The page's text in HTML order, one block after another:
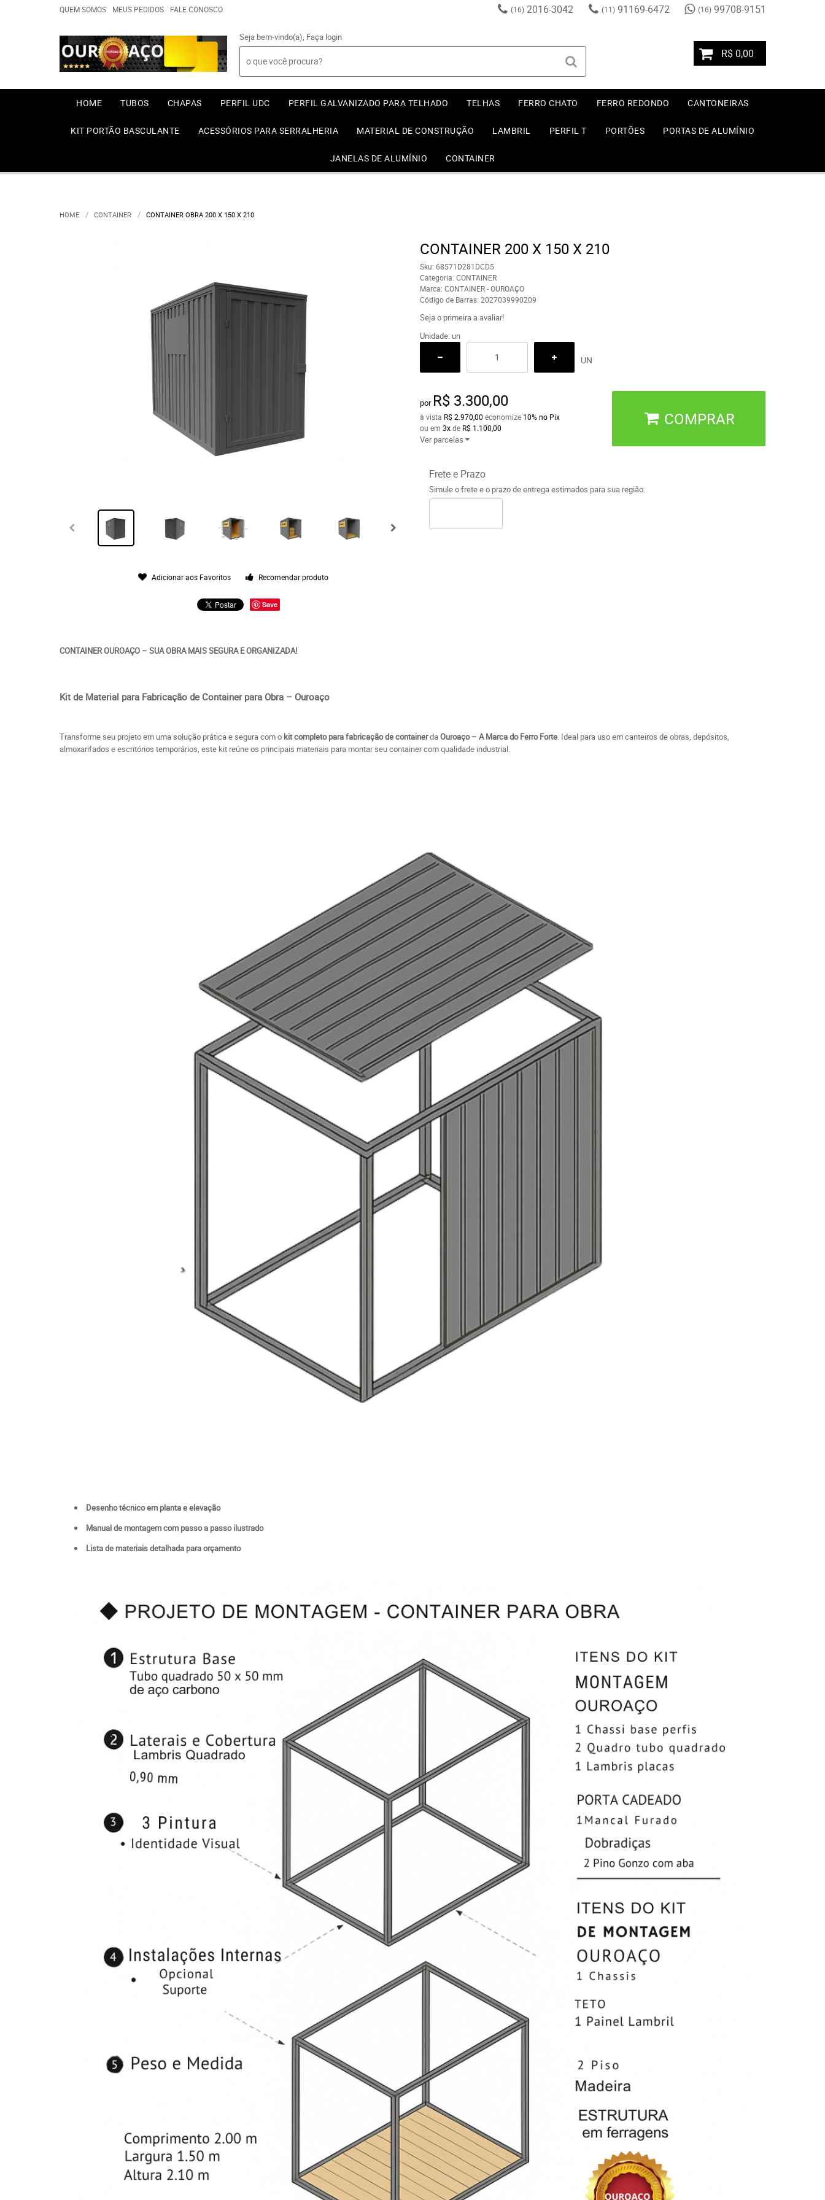
QUEM SOMOS MEUS PEDIDOS FALE CONOSCO (16)2016-3042 (11)91169-6472 (16)99708-9151
Seja bem-vindo(a), Faça login
R$ 0,00
HOME TUBOS CHAPAS PERFIL UDC PERFIL GALVANIZADO PARA TELHADO TELHAS FERRO CHATO FERRO REDONDO CANTONEIRAS
KIT PORTÃO BASCULANTE ACESSÓRIOS PARA SERRALHERIA MATERIAL DE CONSTRUÇÃO LAMBRIL PERFIL T PORTÕES PORTAS DE ALUMÍNIO
JANELAS DE ALUMÍNIO CONTAINER
HOME CONTAINER CONTAINER OBRA 200 X 150 X 210
Adicionar aos Favoritos Recomendar produto
Save
CONTAINER 200 X 150 X 210
Sku: 68571D281DCD5
Categoria: CONTAINER
Marca: CONTAINER - OUROAÇO
Código de Barras: 2027039990209
Seja o primeira a avaliar!
Unidade: un
UN
por R$ 3.300,00
à vista R$ 2.970,00 economize 10% no Pix
ou em 3xde R$ 1.100,00
Ver parcelas
COMPRAR
Frete e Prazo
Simule o frete e o prazo de entrega estimados para sua região:
CONTAINER OUROAÇO – SUA OBRA MAIS SEGURA E ORGANIZADA!
Kit de Material para Fabricação de Container para Obra – Ouroaço
Transforme seu projeto em uma solução prática e segura com o kit completo para fabricação de containerdaOuroaço – A Marca do Ferro Forte. Ideal para uso em canteiros de obras, depósitos,
almoxarifados e escritórios temporários, este kit reúne os principais materiais para montar seu container com qualidade industrial.
Desenho técnico em planta e elevação
Manual de montagem com passo a passo ilustrado
Lista de materiais detalhada para orçamento